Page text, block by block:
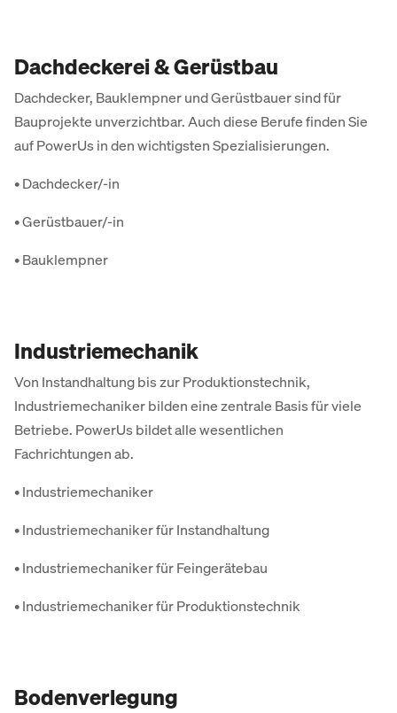
Dachdeckerei & Gerüstbau
Dachdecker, Bauklempner und Gerüstbauer sind für
Bauprojekte unverzichtbar. Auch diese Berufe finden Sie
auf PowerUs in den wichtigsten Spezialisierungen.
• Dachdecker/-in
• Gerüstbauer/-in
• Bauklempner
Industriemechanik
Von Instandhaltung bis zur Produktionstechnik,
Industriemechaniker bilden eine zentrale Basis für viele
Betriebe. PowerUs bildet alle wesentlichen
Fachrichtungen ab.
• Industriemechaniker
• Industriemechaniker für Instandhaltung
• Industriemechaniker für Feingerätebau
• Industriemechaniker für Produktionstechnik
Bodenverlegung